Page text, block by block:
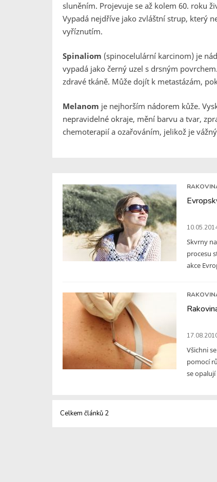
sluněním. Projevuje se až kolem 60. roku
Vypadá nejdříve jako zvláštní strup, který
vyříznutím.
Spinaliom (spinocelulární karcinom) je
vypadá jako černý uzel s drsným
zdravé tkáně. Může dojít k metastázám,
Melanom je nejhorším nádorem kůže.
nepravidelné okraje, mění barvu a tvar,
chemoterapií a ozařováním, jelikož je
Skvrny
procesu
akce
Všichni
pomocí
se
Celkem článků 2